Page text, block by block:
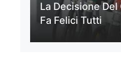
La Decisione Del
Fa Felici Tutti